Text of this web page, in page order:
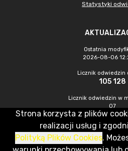
Statystyki
Ostatnia
2026-08-06
Licznik odwiedzin
105 128
Licznik odwiedzin w
07
504
CMS & Hosting: Nefeni Sp. z o.o.
Strona korzysta z plików
realizacji usług i
Polityką Plików Cookies.